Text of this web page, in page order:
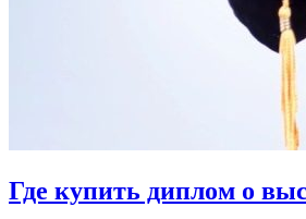
Где купить диплом о